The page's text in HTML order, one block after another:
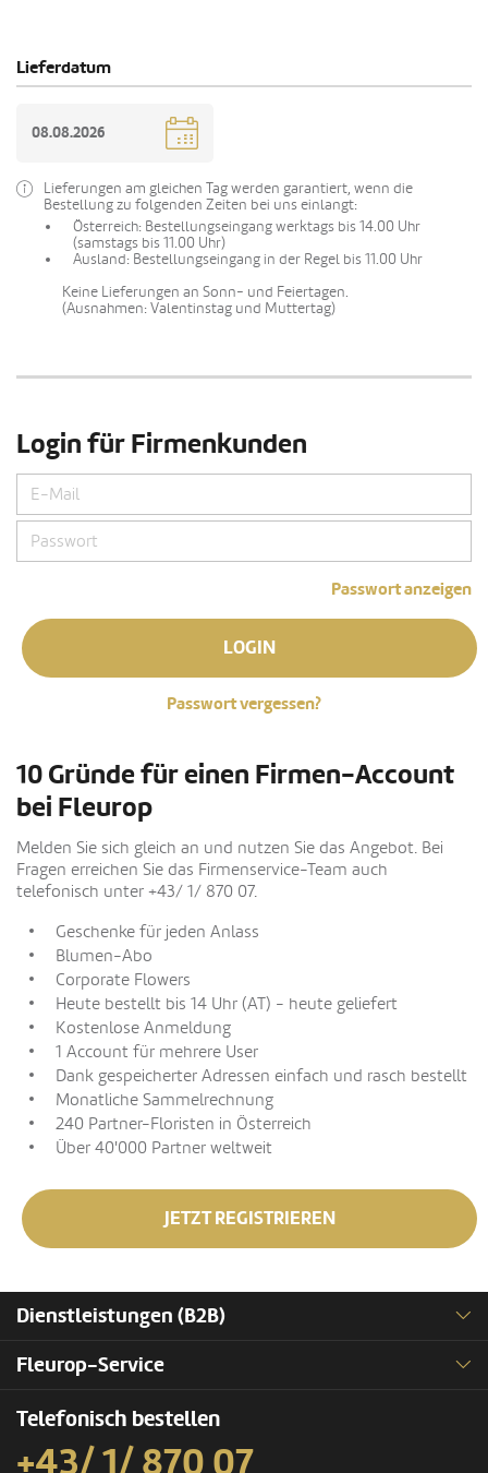
Lieferdatum
Lieferungen am gleichen Tag werden garantiert, wenn die
Bestellung zu folgenden Zeiten bei uns einlangt:
Österreich: Bestellungseingang werktags bis 14.00 Uhr
(samstags bis 11.00 Uhr)
Ausland: Bestellungseingang in der Regel bis 11.00 Uhr
Keine Lieferungen an Sonn- und Feiertagen.
(Ausnahmen: Valentinstag und Muttertag)
Login für Firmenkunden
Passwort anzeigen
LOGIN
Passwort vergessen?
10 Gründe für einen Firmen-Account
bei Fleurop
Melden Sie sich gleich an und nutzen Sie das Angebot. Bei
Fragen erreichen Sie das Firmenservice-Team auch
telefonisch unter +43/ 1/ 870 07.
Geschenke für jeden Anlass
Blumen-Abo
Corporate Flowers
Heute bestellt bis 14 Uhr (AT) - heute geliefert
Kostenlose Anmeldung
1 Account für mehrere User
Dank gespeicherter Adressen einfach und rasch bestellt
Monatliche Sammelrechnung
240 Partner-Floristen in Österreich
Über 40'000 Partner weltweit
JETZT REGISTRIEREN
Dienstleistungen (B2B)
Fleurop-Service
Telefonisch bestellen
+43/ 1/ 870 07